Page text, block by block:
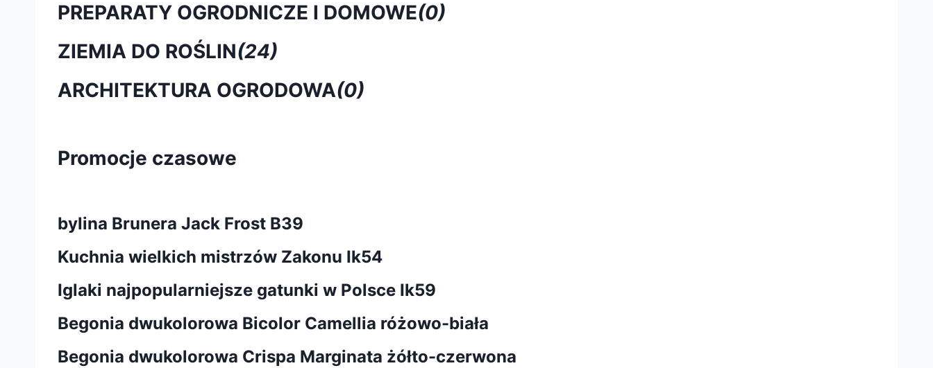
PREPARATY OGRODNICZE I DOMOWE(0)
ZIEMIA DO ROŚLIN(24)
ARCHITEKTURA OGRODOWA(0)
Promocje czasowe
bylina Brunera Jack Frost B39
Kuchnia wielkich mistrzów Zakonu Ik54
Iglaki najpopularniejsze gatunki w Polsce Ik59
Begonia dwukolorowa Bicolor Camellia różowo-biała
Begonia dwukolorowa Crispa Marginata żółto-czerwona